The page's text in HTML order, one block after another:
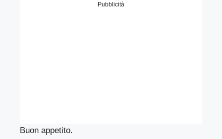
Pubblicità
Buon appetito.